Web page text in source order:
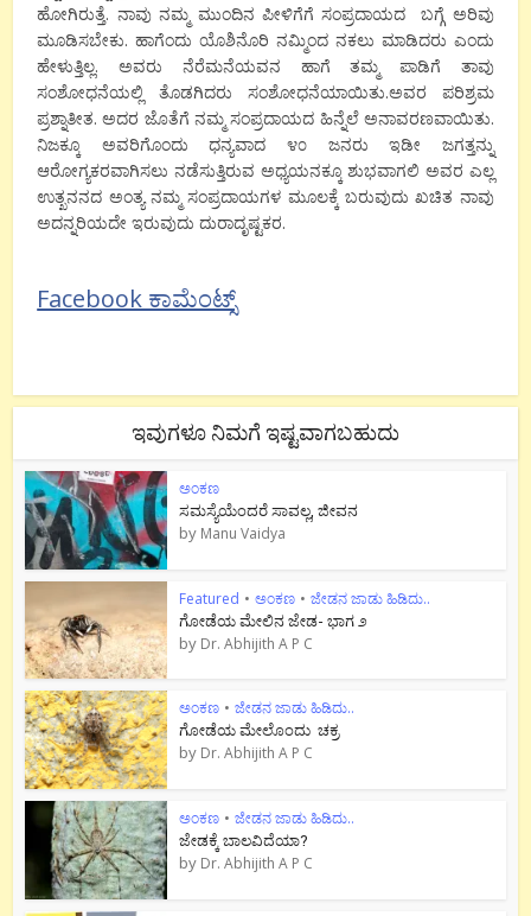
ಹೋಗಿರುತ್ತೆ. ನಾವು ನಮ್ಮ ಮುಂದಿನ ಪೀಳಿಗೆಗೆ ಸಂಪ್ರದಾಯದ ಬಗ್ಗೆ ಅರಿವು
ಮೂಡಿಸಬೇಕು. ಹಾಗೆಂದು ಯೊಶಿನೊರಿ ನಮ್ಮಿಂದ ನಕಲು ಮಾಡಿದರು ಎಂದು
ಹೇಳುತ್ತಿಲ್ಲ. ಅವರು ನೆರೆಮನೆಯವನ ಹಾಗೆ ತಮ್ಮ ಪಾಡಿಗೆ ತಾವು
ಸಂಶೋಧನೆಯಲ್ಲಿ ತೊಡಗಿದರು ಸಂಶೋಧನೆಯಾಯಿತು.ಅವರ ಪರಿಶ್ರಮ
ಪ್ರಶ್ನಾತೀತ. ಅದರ ಜೊತೆಗೆ ನಮ್ಮ ಸಂಪ್ರದಾಯದ ಹಿನ್ನೆಲೆ ಅನಾವರಣವಾಯಿತು.
ನಿಜಕ್ಕೂ ಅವರಿಗೊಂದು ಧನ್ಯವಾದ ೪೦ ಜನರು ಇಡೀ ಜಗತ್ತನ್ನು
ಆರೋಗ್ಯಕರವಾಗಿಸಲು ನಡೆಸುತ್ತಿರುವ ಅಧ್ಯಯನಕ್ಕೂ ಶುಭವಾಗಲಿ ಅವರ ಎಲ್ಲ
ಉತ್ಖನನದ ಅಂತ್ಯ ನಮ್ಮ ಸಂಪ್ರದಾಯಗಳ ಮೂಲಕ್ಕೆ ಬರುವುದು ಖಚಿತ ನಾವು
ಅದನ್ನರಿಯದೇ ಇರುವುದು ದುರಾದೃಷ್ಟಕರ.
Facebook ಕಾಮೆಂಟ್ಸ್
ಇವುಗಳೂ ನಿಮಗೆ ಇಷ್ಟವಾಗಬಹುದು
ಅಂಕಣ
ಸಮಸ್ಯೆಯೆಂದರೆ ಸಾವಲ್ಲ, ಜೀವನ
by Manu Vaidya
Featured • ಅಂಕಣ • ಜೇಡನ ಜಾಡು ಹಿಡಿದು..
ಗೋಡೆಯ ಮೇಲಿನ ಜೇಡ- ಭಾಗ ೨
by Dr. Abhijith A P C
ಅಂಕಣ • ಜೇಡನ ಜಾಡು ಹಿಡಿದು..
ಗೋಡೆಯ ಮೇಲೊಂದು ಚಕ್ರ
by Dr. Abhijith A P C
ಅಂಕಣ • ಜೇಡನ ಜಾಡು ಹಿಡಿದು..
ಜೇಡಕ್ಕೆ ಬಾಲವಿದೆಯಾ?
by Dr. Abhijith A P C